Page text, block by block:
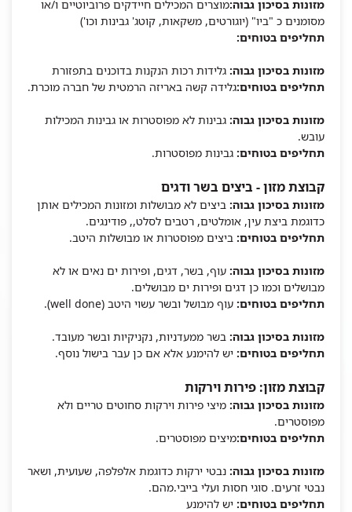
מזונות בסיכון גבוה:מוצרים המכילים חיידקים פרוביוטיים ו/או
מסומנים כ "ביו" (יוגורטים, משקאות, קוטג' גבינות וכו')
תחליפים בטוחים:
מזונות בסיכון גבוה: גלידות רכות הנקנות בדוכנים בתפזורת
תחליפים בטוחים:גלידה קשה באריזה הרמטית של חברה מוכרת.
מזונות בסיכון גבוה: גבינות לא מפוסטרות או גבינות המכילות
עובש.
תחליפים בטוחים: גבינות מפוסטרות.
קבוצת מזון - ביצים בשר ודגים
מזונות בסיכון גבוה: ביצים לא מבושלות ומזונות המכילים אותן
כדוגמת ביצת עין, אומלטים, רטבים לסלט,, פודינגים.
תחליפים בטוחים: ביצים מפוסטרות או מבושלות היטב.
מזונות בסיכון גבוה: עוף, בשר, דגים, ופירות ים נאים או לא
מבושלים וכמו כן דגים ופירות ים מבושלים.
תחליפים בטוחים: עוף מבושל ובשר עשוי היטב (well done).
מזונות בסיכון גבוה: בשר ממעדניות, נקניקיות ובשר מעובד.
תחליפים בטוחים: יש להימנע אלא אם כן עבר בישול נוסף.
קבוצת מזון: פירות וירקות
מזונות בסיכון גבוה: מיצי פירות וירקות סחוטים טריים ולא
מפוסטרים.
תחליפים בטוחים:מיצים מפוסטרים.
מזונות בסיכון גבוה: נבטי ירקות כדוגמת אלפלפה, שעועית, ושאר
נבטי זרעים. סוגי חסות ועלי בייבי.מהם.
תחליפים בטוחים: יש להימנע